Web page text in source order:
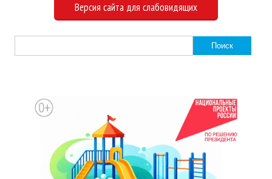
Версия сайта для слабовидящих